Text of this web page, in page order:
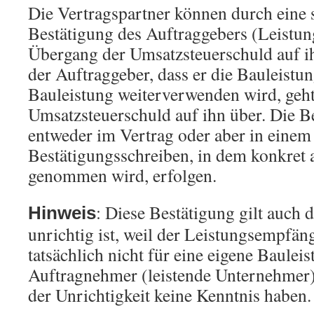
Die Vertragspartner können durch
Bestätigung des Auftraggebers
Übergang der Umsatzsteuerschuld auf
der Auftraggeber, dass er die
Bauleistung weiterverwenden wird,
Umsatzsteuerschuld auf ihn über. Die
entweder im Vertrag oder aber in
Bestätigungsschreiben, in dem konkret
genommen wird, erfolgen.
Hinweis: Diese Bestätigung gilt auch
unrichtig ist, weil der
tatsächlich nicht für eine eigene
Auftragnehmer (leistende
der Unrichtigkeit keine Kenntnis haben.